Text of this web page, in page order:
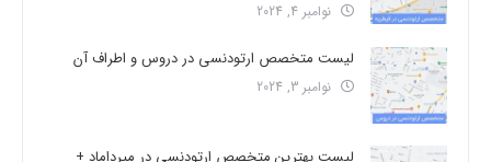
نوامبر 4, 2024
لیست متخصص ارتودنسی در دروس و اطراف آن
نوامبر 3, 2024